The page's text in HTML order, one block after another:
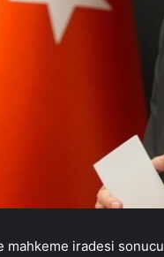
mahkeme iradesi